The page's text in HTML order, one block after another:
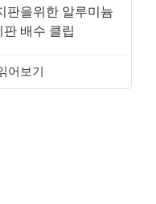
판을위한 알루미늄
배수 클립
어보기